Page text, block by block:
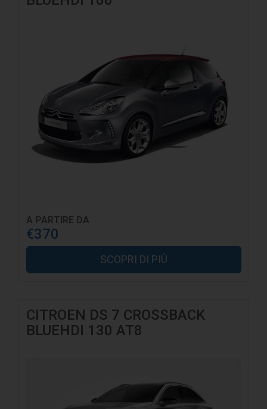
trattamento è TITOLARE. Il cliente potrà ottenere un elenco completo degli
Suoi dati e di conoscerne il contenuto e l’origine, verificarne l’esattezza o
chiederne l’integrazione o l’aggiornamento, oppure la rettificazione. Ai
sensi del medesimo articolo, il CLIENTE ha il diritto di chiedere la
cancellazione, la trasformazione in forma anonima o il blocco dei dati
trattati in violazione di legge, nonché di opporsi in ogni caso, per motivi
legittimi, al loro trattamento. Inoltre, il CLIENTE potrà opporsi in qualsiasi
momento all’utilizzo dei Suoi dati per le finalità descritte al punto 1 lettere
B) e C). Si precisa che l’opposizione al trattamento relativo alle finalità
descritte al punto 1 lettera B esercitato attraverso modalità automatizzate
si estende altresì a quelle tradizionali, salva comunque la Sua facoltà di
esercitare tale diritto solo in parte. Il CLIENTE può esercitare i Suoi diritti
A PARTIRE DA
€370
SCOPRI DI PIÙ
CITROEN DS 7 CROSSBACK
BLUEHDI 130 AT8